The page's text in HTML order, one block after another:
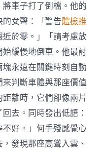
車子打了倒檔。他的
的女聲：「警告體檢推
近於零。」「請考慮放
緩慢地倒車。他最討
永遠在關鍵時刻自動
判斷車體與那座價值
離時，它們卻像兩片
去。同時發出低語：
不好。」何手殘感覺心
發現那座高聳入雲、